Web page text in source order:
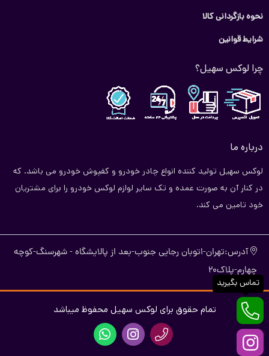
نحوه بازگردانی کالا
شرایط قوانین
چرا لوکس سهیل؟
درباره ما
لوکس سهیل تولید کننده انواع چادر خودرو و کفپوش خودرو می باشد. که
در کنار آن به صورت عمده و تک سایر لوازم لوکس خودرو را برای مشتریان
خود تامین می کند.
آدرس:تهران-اتوبان رجایی جنوب-بعد از پالایشگاه - شهرسنگ-کوچه
چهارم-پلاک20
تمام حقوق برای لوکس سهیل محفوظ میباشد
تماس بگیرید